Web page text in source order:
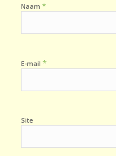
Naam *
E-mail *
Site